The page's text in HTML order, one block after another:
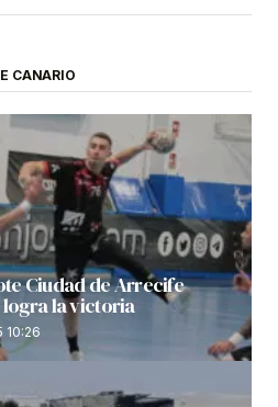
CANARIO
Ciudad de Arrecife
la victoria
10:26